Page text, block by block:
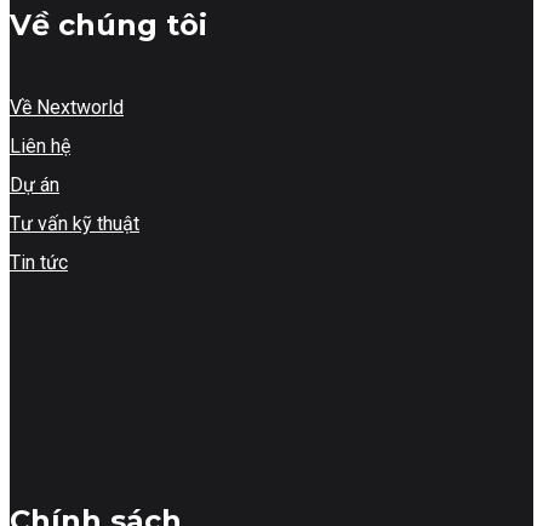
Về chúng tôi
Về Nextworld
Liên hệ
Dự án
Tư vấn kỹ thuật
Tin tức